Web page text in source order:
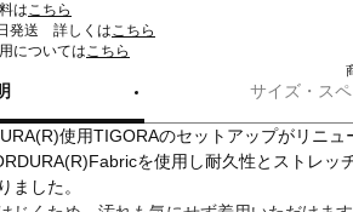
はこちら
発送 詳しくはこちら
についてはこちら
サイズ・ス
使用TIGORAのセットアップがリニュ
を使用し耐久性とストレッ
ました。